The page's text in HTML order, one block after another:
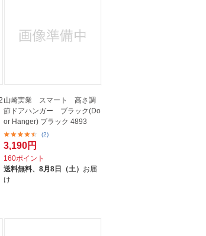
山崎実業 スマート 高さ調
節ドアハンガー ブラック(Do
or Hanger) ブラック 4893
(2)
3,190円
160ポイント
送料無料、 8月8日（土） お届
け